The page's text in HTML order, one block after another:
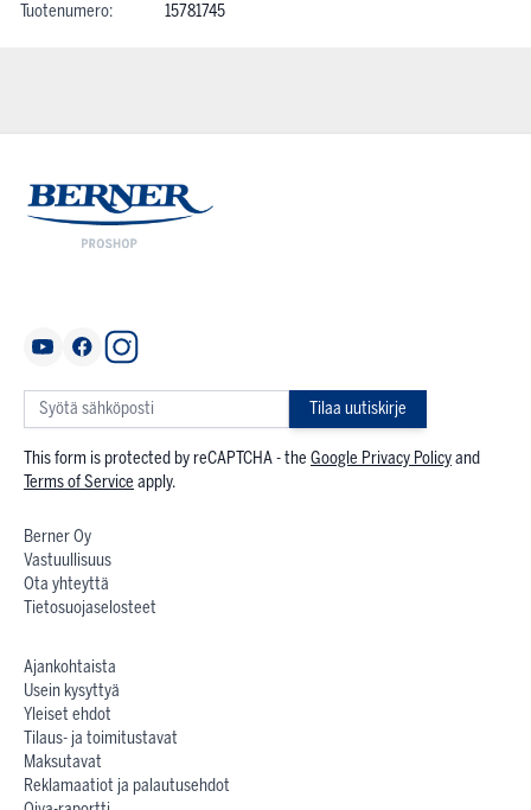
Tuotenumero: 15781745
Tilaa uutiskirje
This form is protected by reCAPTCHA - the Google Privacy Policyand
Terms of Service apply.
Berner Oy
Vastuullisuus
Ota yhteyttä
Tietosuojaselosteet
Ajankohtaista
Usein kysyttyä
Yleiset ehdot
Tilaus- ja toimitustavat
Maksutavat
Reklamaatiot ja palautusehdot